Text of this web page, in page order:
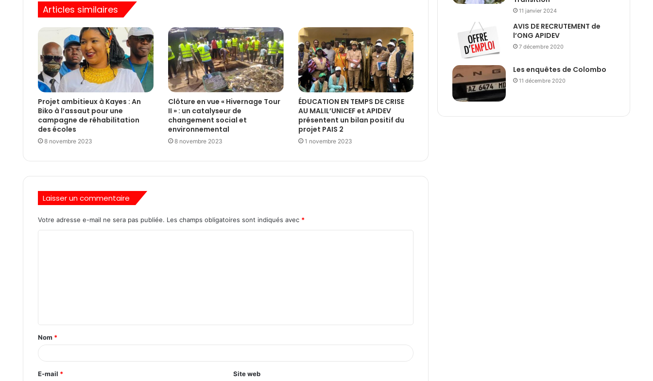
Articles similaires
Projet ambitieux à Kayes : An
Biko à l’assaut pour une
campagne de réhabilitation
des écoles
8 novembre 2023
Clôture en vue « Hivernage Tour
II » : un catalyseur de
changement social et
environnemental
8 novembre 2023
ÉDUCATION EN TEMPS DE CRISE
AU MALIL’UNICEF et APIDEV
présentent un bilan positif du
projet PAIS 2
1 novembre 2023
Laisser un commentaire
Votre adresse e-mail ne sera pas publiée. Les champs obligatoires sont indiqués avec *
Nom *
E-mail * Site web
11 janvier 2024
AVIS DE RECRUTEMENT de
l’ONG APIDEV
7 décembre 2020
Les enquêtes de Colombo
11 décembre 2020